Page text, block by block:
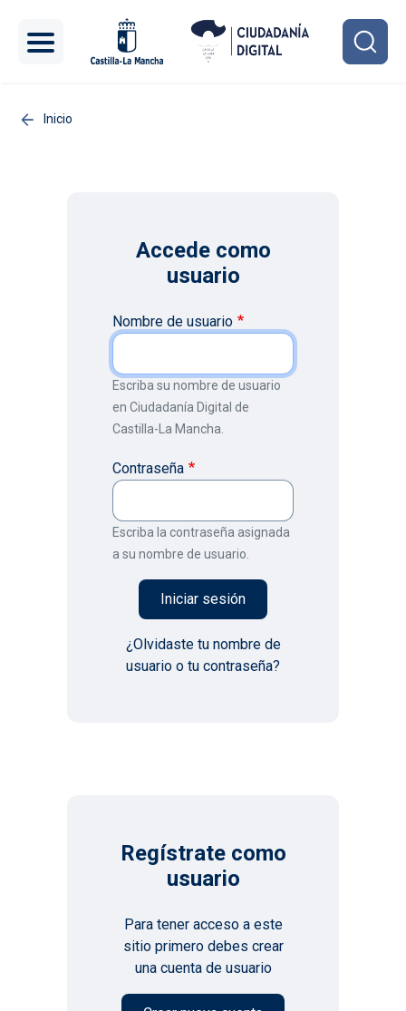
Inicio
Accede como
usuario
Nombre de usuario
Escriba su nombre de usuario
en Ciudadanía Digital de
Castilla-La Mancha.
Contraseña
Escriba la contraseña asignada
a su nombre de usuario.
¿Olvidaste tu nombre de
usuario o tu contraseña?
Regístrate como
usuario
Para tener acceso a este
sitio primero debes crear
una cuenta de usuario